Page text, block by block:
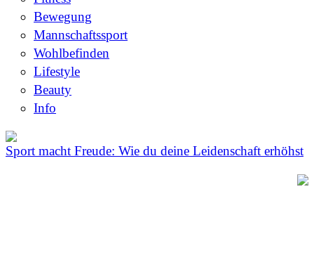
Bewegung
Mannschaftssport
Wohlbefinden
Lifestyle
Beauty
Info
Sport macht Freude: Wie du deine Leidenschaft erhöhst